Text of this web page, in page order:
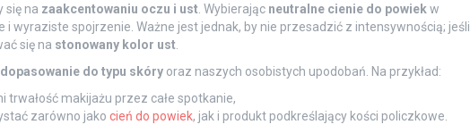
się na zaakcentowaniu oczu i ust. Wybierając neutralne cienie do powiekw
wyraziste spojrzenie. Ważne jest jednak, by nie przesadzić z intensywnością; jeśli
się na stonowany kolor ust.
dopasowanie do typu skóryoraz naszych osobistych upodobań. Na przykład:
trwałość makijażu przez całe spotkanie,
zarówno jako cień do powiek, jak i produkt podkreślający kości policzkowe.